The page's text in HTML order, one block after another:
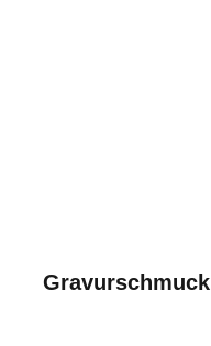
Gravurschmuck